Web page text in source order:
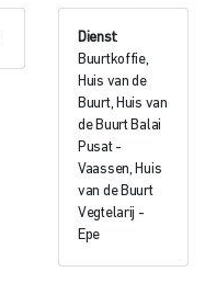
Dienst:
Buurtkoffie,
Huis van de
Buurt, Huis van
de Buurt Balai
Pusat -
Vaassen, Huis
van de Buurt
Vegtelarij -
Epe